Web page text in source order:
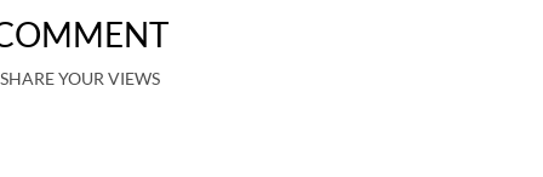
SHARE YOUR VIEWS